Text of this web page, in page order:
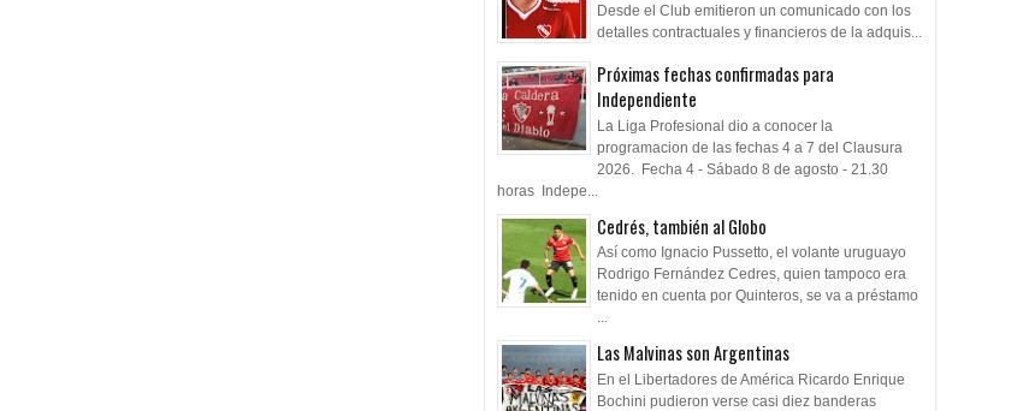
Desde el Club emitieron un comunicado con los
detalles contractuales y financieros de la adquis...
Próximas fechas confirmadas para
Independiente
La Liga Profesional dio a conocer la
programacion de las fechas 4 a 7 del Clausura
2026. Fecha 4 - Sábado 8 de agosto - 21.30
horas Indepe...
Cedrés, también al Globo
Así como Ignacio Pussetto, el volante uruguayo
Rodrigo Fernández Cedres, quien tampoco era
tenido en cuenta por Quinteros, se va a préstamo
...
Las Malvinas son Argentinas
En el Libertadores de América Ricardo Enrique
Bochini pudieron verse casi diez banderas